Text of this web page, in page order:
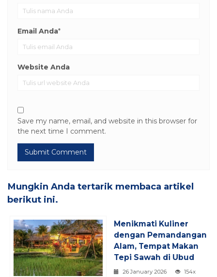
Email Anda*
Website Anda
Save my name, email, and website in this browser for
the next time I comment.
Mungkin Anda tertarik membaca artikel
berikut ini.
Menikmati Kuliner
dengan Pemandangan
Alam, Tempat Makan
Tepi Sawah di Ubud
26 January 2026
154x